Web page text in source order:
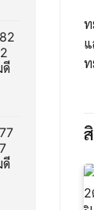
ดี
ดี
ท
ท